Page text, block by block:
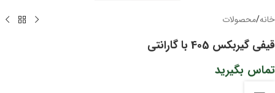
خانه/محصولات
قیفی گیربکس 405 با گارانتی
تماس بگیرید